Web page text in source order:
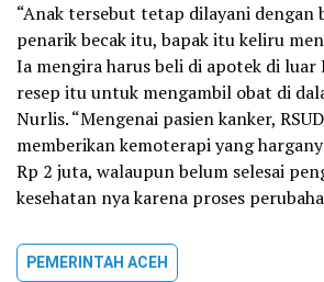
“Anak tersebut tetap dilayani dengan
penarik becak itu, bapak itu keliru
Ia mengira harus beli di apotek di luar
resep itu untuk mengambil obat di
Nurlis. “Mengenai pasien kanker,
memberikan kemoterapi yang
Rp 2 juta, walaupun belum selesai
kesehatan nya karena proses
PEMERINTAH ACEH